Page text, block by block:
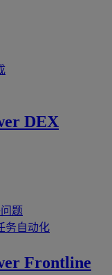
DEX
题
务自动化
Frontline